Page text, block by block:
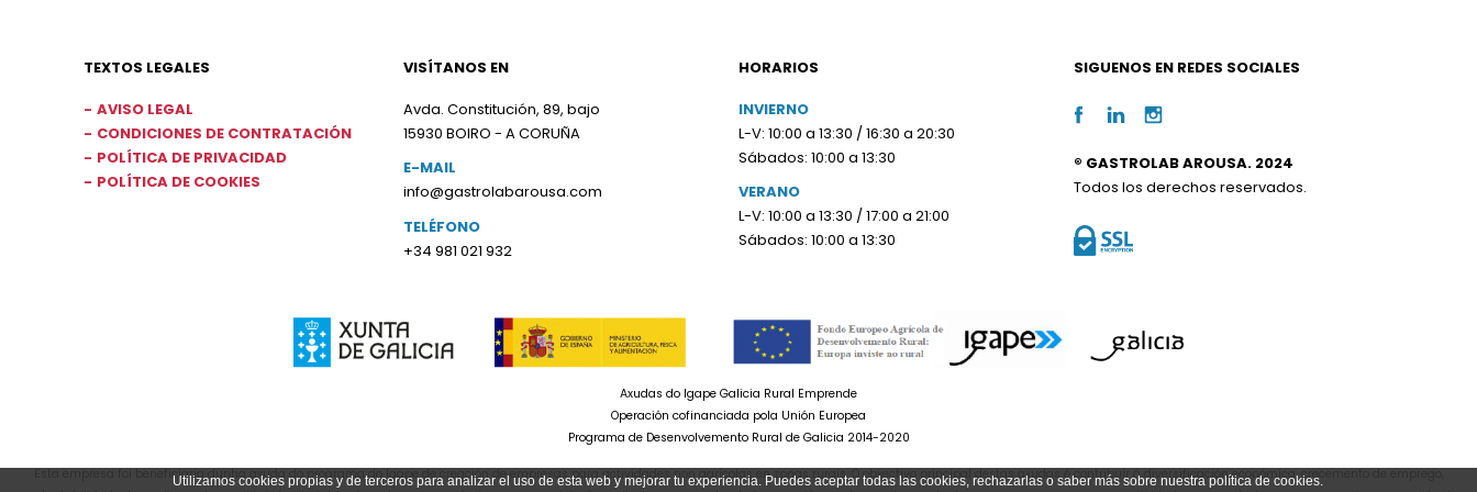
Utilizamos cookies propias y de terceros para analizar el uso de esta web y mejorar tu experiencia. Puedes aceptar todas las cookies, rechazarlas o saber más sobre nuestra política de cookies.
TEXTOS LEGALES
AVISO LEGAL
CONDICIONES DE CONTRATACIÓN
POLÍTICA DE PRIVACIDAD
POLÍTICA DE COOKIES
VISÍTANOS EN
Avda. Constitución, 89, bajo
15930 BOIRO - A CORUÑA
E-MAIL
info@gastrolabarousa.com
TELÉFONO
+34 981 021 932
HORARIOS
INVIERNO
L-V: 10:00 a 13:30 / 16:30 a 20:30
Sábados: 10:00 a 13:30
VERANO
L-V: 10:00 a 13:30 / 17:00 a 21:00
Sábados: 10:00 a 13:30
SIGUENOS EN REDES SOCIALES
® GASTROLAB AROUSA. 2024
Todos los derechos reservados.
Axudas do Igape Galicia Rural Emprende
Operación cofinanciada pola Unión Europea
Programa de Desenvolvemento Rural de Galicia 2014-2020
Esta empresa foi beneficiaria dunha axuda do programa do Igape de creación de empresas para actividades non agrícolas en zonas rurais. O obxectivo principal destas axudas é contribuír á diversificación económica, crecemento de emprego,